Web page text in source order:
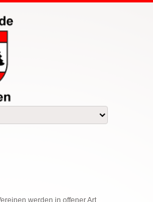
werden in offener Art